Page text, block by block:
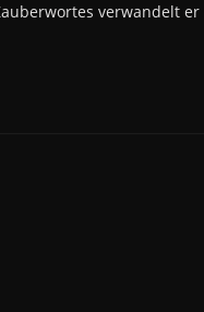
verwandelt